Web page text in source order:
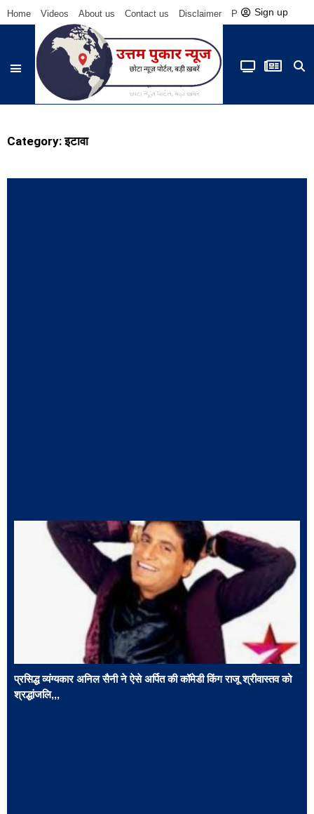
Home Videos About us Contact us Disclaimer Privacy Policy
Sign up
Category: इटावा
प्रसिद्ध व्यंग्यकार अनिल सैनी ने ऐसे अर्पित की कॉमेडी किंग राजू श्रीवास्तव को
श्रद्धांजलि,,,